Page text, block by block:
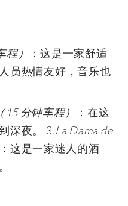
）
：这是一家舒适
员热情友好，音乐也
分钟车程）
：在这
深夜。 3.La Dama de
：这是一家迷人的酒